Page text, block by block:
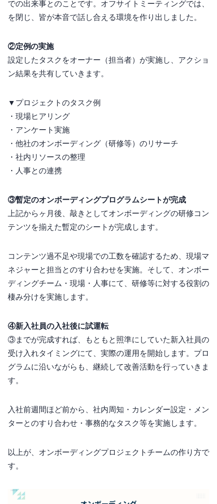
での出来事とのことです。オフサイトミーティングでは、PC
を閉じ、皆が本音で話し合える環境を作り出しました。
②定例MTGの実施
設定したタスクをオーナー（担当者）が実施し、アクショ
ン結果を共有していきます。
▼プロジェクトのタスク例
・現場ヒアリング
・アンケート実施
・他社のオンボーディング（研修等）のリサーチ
・社内リソースの整理
・人事との連携
③暫定のオンボーディングプログラムシートが完成
上記から1ヶ月後、敲きとしてオンボーディングの研修コン
テンツを揃えた暫定のシートが完成します。
コンテンツ過不足や現場での工数を確認するため、現場マ
ネジャーとOJT担当とのすり合わせを実施。そして、オンボー
ディングチーム・現場・人事にて、研修等に対する役割の
棲み分けを実施します。
④新入社員の入社後に試運転
③までが完成すれば、もともと照準にしていた新入社員の
受け入れタイミングにて、実際の運用を開始します。プロ
グラムに沿いながらも、継続して改善活動を行っていきま
す。
入社前2週間ほど前から、社内周知・カレンダー設定・メン
ターとのすり合わせ・事務的なタスク等を実施します。
以上が、オンボーディングプロジェクトチームの作り方で
す。